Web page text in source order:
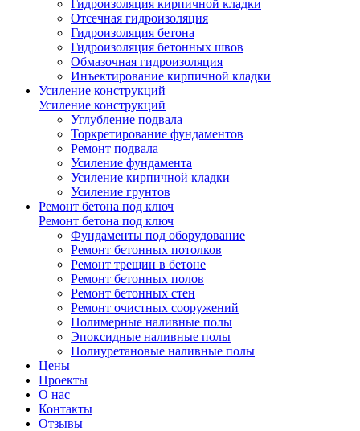
Гидроизоляция кирпичной кладки
Отсечная гидроизоляция
Гидроизоляция бетона
Гидроизоляция бетонных швов
Обмазочная гидроизоляция
Инъектирование кирпичной кладки
Усиление конструкций
Усиление конструкций
Углубление подвала
Торкретирование фундаментов
Ремонт подвала
Усиление фундамента
Усиление кирпичной кладки
Усиление грунтов
Ремонт бетона под ключ
Ремонт бетона под ключ
Фундаменты под оборудование
Ремонт бетонных потолков
Ремонт трещин в бетоне
Ремонт бетонных полов
Ремонт бетонных стен
Ремонт очистных сооружений
Полимерные наливные полы
Эпоксидные наливные полы
Полиуретановые наливные полы
Цены
Проекты
О нас
Контакты
Отзывы